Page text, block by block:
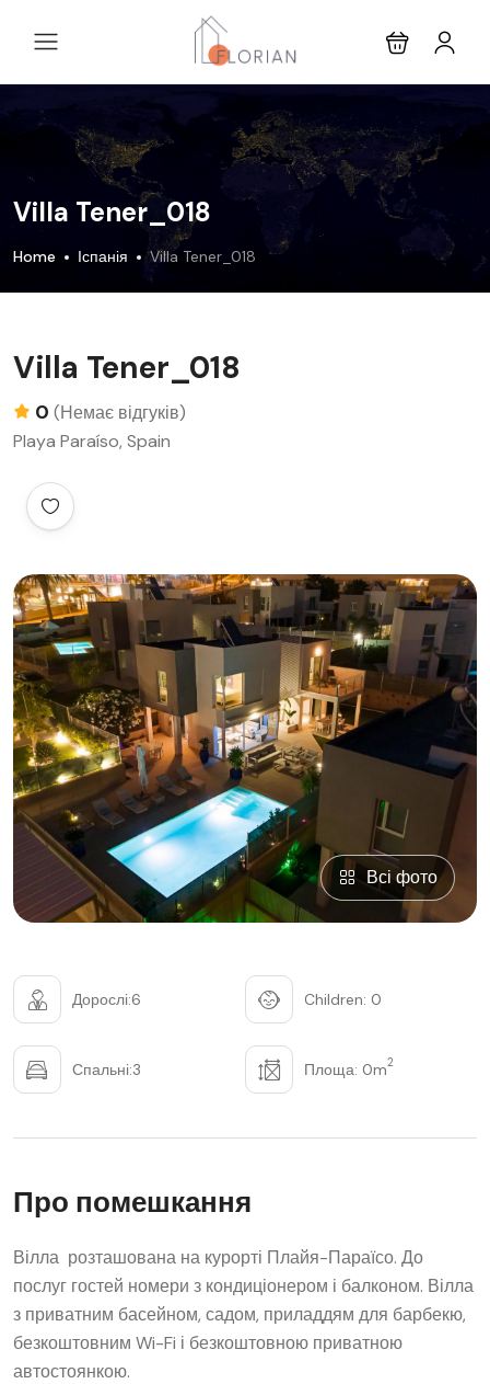
Villa Tener_018
Home Іспанія Villa Tener_018
Villa Tener_018
0 (Немає відгуків)
Playa Paraíso, Spain
Всі фото
Дорослі:6 Children: 0
Спальні:3 Площа: 0m2
Про помешкання
Вілла розташована на курорті Плайя-Параїсо. До
послуг гостей номери з кондиціонером і балконом. Вілла
з приватним басейном, садом, приладдям для барбекю,
безкоштовним Wi-Fi і безкоштовною приватною
автостоянкою.